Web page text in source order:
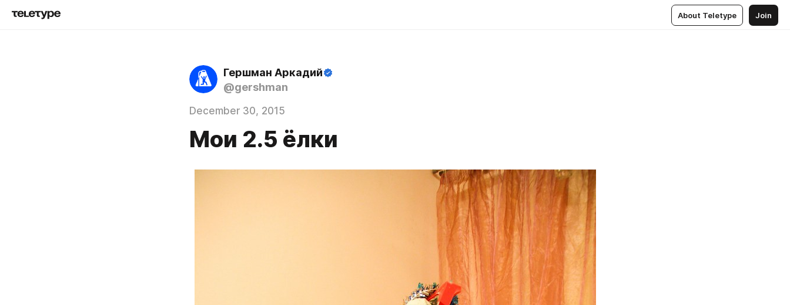
About Teletype Join
Гершман Аркадий
@gershman
December 30, 2015
Мои 2.5 ёлки